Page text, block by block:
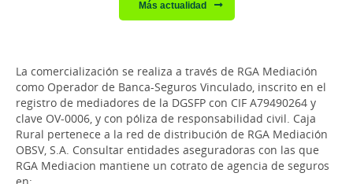
Más actualidad
La comercialización se realiza a través de RGA Mediación
como Operador de Banca-Seguros Vinculado, inscrito en el
registro de mediadores de la DGSFP con CIF A79490264 y
clave OV-0006, y con póliza de responsabilidad civil. Caja
Rural pertenece a la red de distribución de RGA Mediación
OBSV, S.A. Consultar entidades aseguradoras con las que
RGA Mediacion mantiene un cotrato de agencia de seguros